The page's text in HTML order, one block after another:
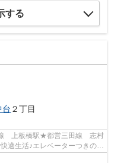
する
台 ２丁目
上板橋駅★都営三田線 志村
適生活♪エレベーターつきの物